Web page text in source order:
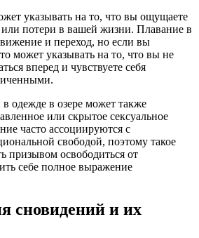
указывать на то, что вы ощущаете
или потери в вашей жизни. Плавание в
и переход, но если вы
может указывать на то, что вы не
вперед и чувствуете себя
одежде в озере может также
или скрытое сексуальное
часто ассоциируются с
свободой, поэтому такое
призывом освободиться от
себе полное выражение
сновидений и их